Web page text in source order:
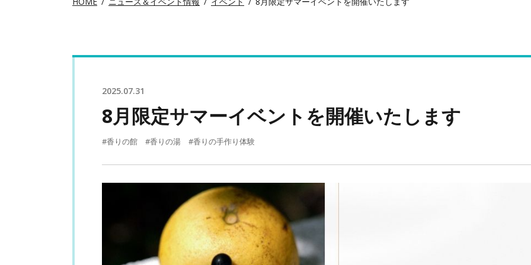
2025.07.31
8月限定サマーイベントを開催いたします
#香りの館 #香りの湯 #香りの手作り体験